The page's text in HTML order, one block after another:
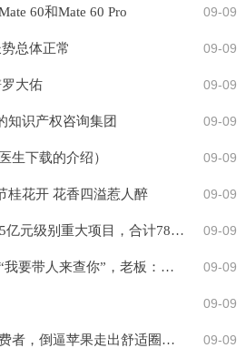
09-09
60和Mate 60 Pro
09-09
总体正常
09-09
大佑
09-09
知识产权咨询集团
09-09
生下载的介绍）
09-09
桂花开 花香四溢惹人醉
09-09
陕建股份：8月中标7个超5亿元级别重大项目，合计78.91亿元
09-09
女子做头发被拒亮证扬言“我要带人来查你”，老板：次日税务部门来查
09-09
09-09
郭明錤：华为归来有利消费者，倒逼苹果走出舒适圈积极创新